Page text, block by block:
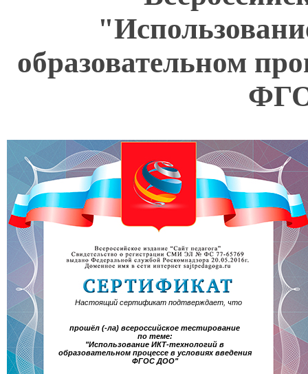
образовательном
Настоящий сертификат подтверждает, что
прошёл (-ла) всероссийское тестирование
по теме:
"Использование ИКТ-технологий в
образовательном процессе в условиях введения
ФГОС ДОО"